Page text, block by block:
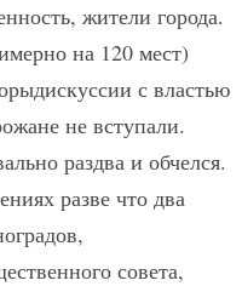
жители города.
на 120 мест)
с властью
не вступали.
раз­два и обчелся.
разве что два
совета,